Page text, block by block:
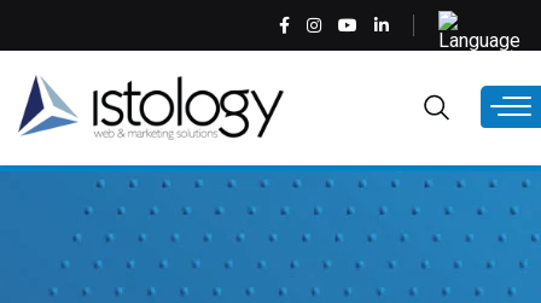
κυρίως
περιεχόμενο
Select
your